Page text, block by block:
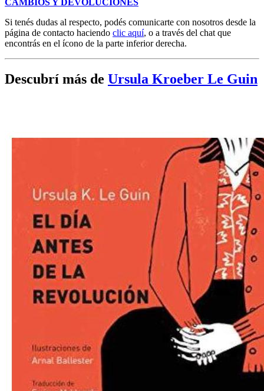
CAMBIOS Y DEVOLUCIONES
Si tenés dudas al respecto, podés comunicarte con nosotros desde la
página de contacto haciendo clic aquí, o a través del chat que
encontrás en el ícono de la parte inferior derecha.
Descubrí más de Ursula Kroeber Le Guin